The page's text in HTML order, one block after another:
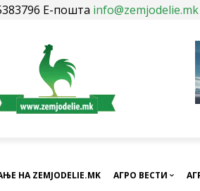
Е-пошта info@zemjodelie.mk
НА ZEMJODELIE.MK АГРО ВЕСТИ